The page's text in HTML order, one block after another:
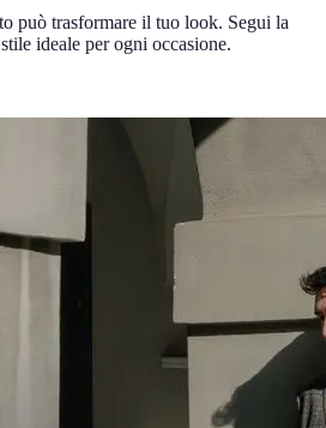
può trasformare il tuo look. Segui la
ideale per ogni occasione.